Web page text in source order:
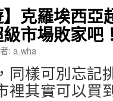
】克羅埃西
市場敗家吧
: a-wha
同樣可別忘記
裡其實可以